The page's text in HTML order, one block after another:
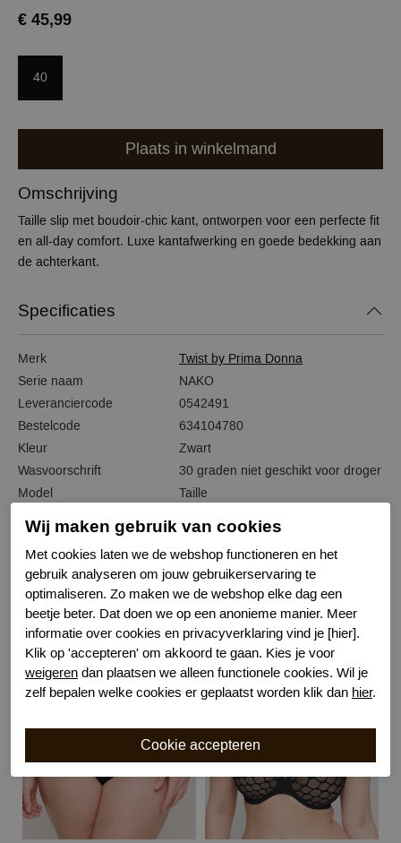
€ 45,99
40
Plaats in winkelmand
Omschrijving
Taille slip met boudoir-chic kant, ontworpen voor een perfecte fit
en all-day comfort. Luxe kantafwerking en goede bedekking aan
de achterkant.
Specificaties
Merk
Twist by Prima Donna
Serie naam
NAKO
Leveranciercode
0542491
Bestelcode
634104780
Kleur
Zwart
Wasvoorschrift
30 graden niet geschikt voor droger
Model
Taille
Kenmerk
Bewuste Keuze!
Gerelateerde producten
Wij maken gebruik van cookies
Met cookies laten we de webshop functioneren en het
gebruik analyseren om jouw gebruikerservaring te
optimaliseren. Zo maken we de webshop elke dag een
beetje beter. Dat doen we op een anonieme manier. Meer
informatie over cookies en privacyverklaring vind je [hier].
Klik op 'accepteren' om akkoord te gaan. Kies je voor
weigeren dan plaatsen we alleen functionele cookies. Wil je
zelf bepalen welke cookies er geplaatst worden klik dan hier.